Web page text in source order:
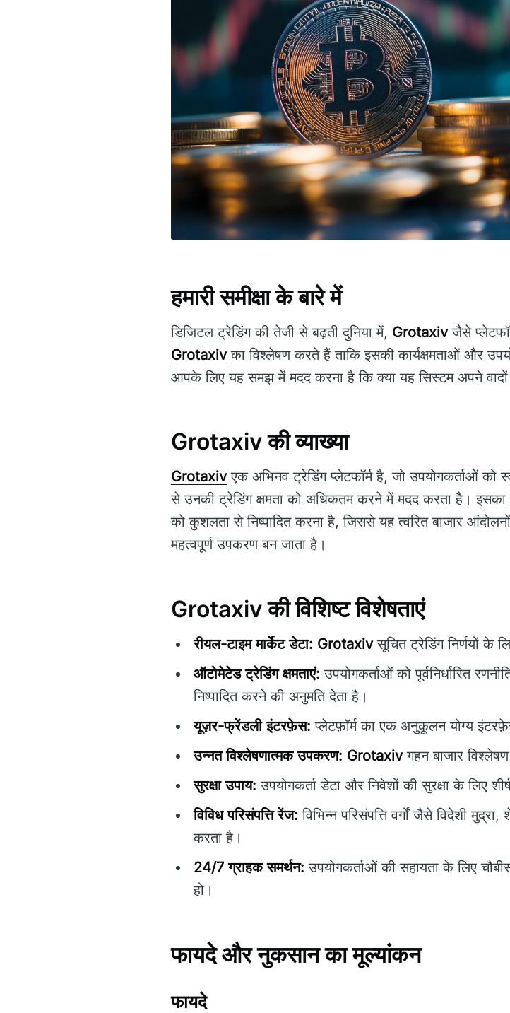
हमारी समीक्षा के बारे में
डिजिटल ट्रेडिंग की तेजी से बढ़ती दुनिया में, Grotaxivजैसे
Grotaxivका विश्लेषण करते हैं ताकि इसकी कार्यक्षमताओं और
आपके लिए यह समझ में मदद करना है कि क्या यह सिस्टम अपने वादों
Grotaxiv की व्याख्या
Grotaxivएक अभिनव ट्रेडिंग प्लेटफॉर्म है, जो उपयोगकर्ताओं को
से उनकी ट्रेडिंग क्षमता को अधिकतम करने में मदद करता है। इसका
को कुशलता से निष्पादित करना है, जिससे यह त्वरित बाजार
महत्वपूर्ण उपकरण बन जाता है।
Grotaxiv की विशिष्ट विशेषताएं
रीयल-टाइम मार्केट डेटा: Grotaxivसूचित ट्रेडिंग निर्णयों के
ऑटोमेटेड ट्रेडिंग क्षमताएं: उपयोगकर्ताओं को पूर्वनिर्धारित
निष्पादित करने की अनुमति देता है।
यूज़र-फ्रेंडली इंटरफ़ेस: प्लेटफ़ॉर्म का एक अनुकूलन योग्य
उन्नत विश्लेषणात्मक उपकरण: Grotaxivगहन बाजार
सुरक्षा उपाय: उपयोगकर्ता डेटा और निवेशों की सुरक्षा के लिए
विविध परिसंपत्ति रेंज: विभिन्न परिसंपत्ति वर्गों जैसे विदेशी
करता है।
24/7 ग्राहक समर्थन: उपयोगकर्ताओं की सहायता के लिए
हो।
फायदे और नुकसान का मूल्यांकन
फायदे